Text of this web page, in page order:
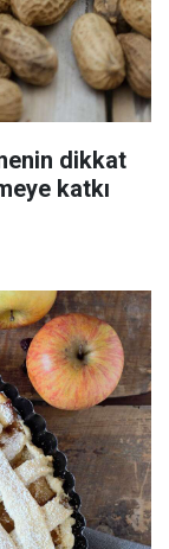
dikkat
katkı